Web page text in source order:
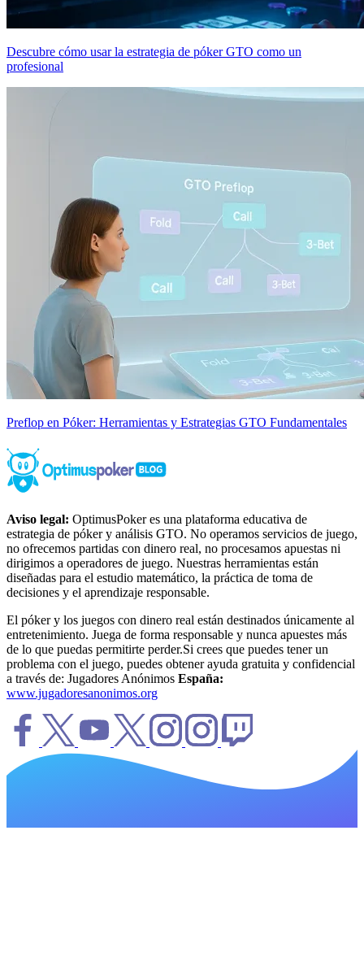
Descubre cómo usar la estrategia de póker GTO como un
profesional
Preflop en Póker: Herramientas y Estrategias GTO Fundamentales
Aviso legal: OptimusPoker es una plataforma educativa de
estrategia de póker y análisis GTO. No operamos servicios de juego,
no ofrecemos partidas con dinero real, no procesamos apuestas ni
dirigimos a operadores de juego. Nuestras herramientas están
diseñadas para el estudio matemático, la práctica de toma de
decisiones y el aprendizaje responsable.
El póker y los juegos con dinero real están destinados únicamente al
entretenimiento. Juega de forma responsable y nunca apuestes más
de lo que puedas permitirte perder.Si crees que puedes tener un
problema con el juego, puedes obtener ayuda gratuita y confidencial
a través de: Jugadores Anónimos España:
www.jugadoresanonimos.org